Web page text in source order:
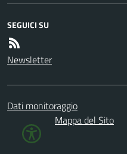
SEGUICI SU
Newsletter
Dati monitoraggio
Mappa del Sito